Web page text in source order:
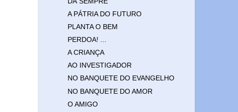
A PÁTRIA DO FUTURO
PLANTA O BEM
PERDOA! ...
A CRIANÇA
AO INVESTIGADOR
NO BANQUETE DO EVANGELHO
NO BANQUETE DO AMOR
O AMIGO